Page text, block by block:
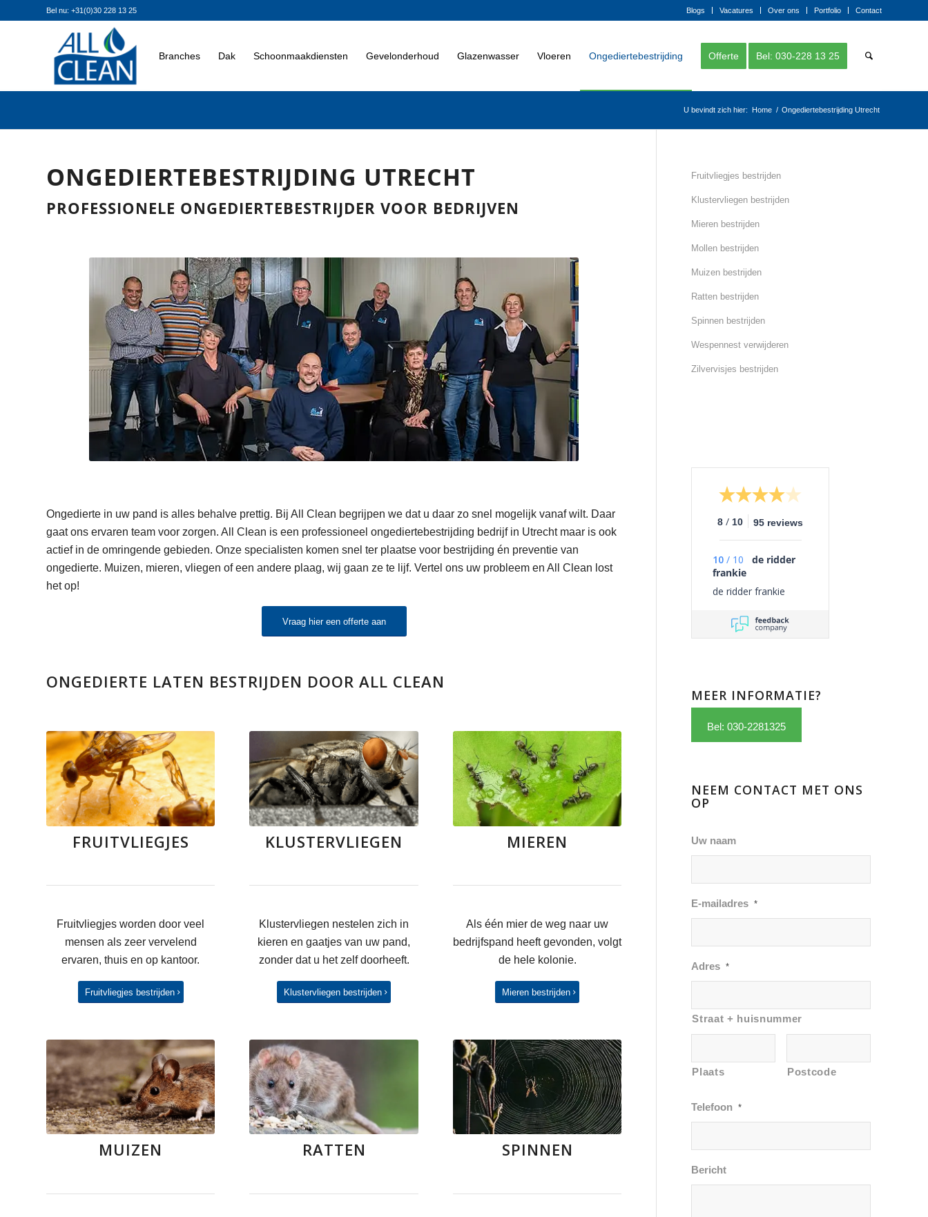
Blogs Vacatures Over ons Portfolio Contact
Bel nu: +31(0)30 228 13 25
Branches Dak Schoonmaakdiensten Gevelonderhoud Glazenwasser Vloeren Ongediertebestrijding Offerte Bel: 030-228 13 25
U bevindt zich hier: Home / Ongediertebestrijding Utrecht
ONGEDIERTEBESTRIJDING UTRECHT
PROFESSIONELE ONGEDIERTEBESTRIJDER VOOR BEDRIJVEN
Ongedierte in uw pand is alles behalve prettig. Bij All Clean begrijpen we dat u daar zo snel mogelijk vanaf wilt. Daar
gaat ons ervaren team voor zorgen. All Clean is een professioneel ongediertebestrijding bedrijf in Utrecht maar is ook
actief in de omringende gebieden. Onze specialisten komen snel ter plaatse voor bestrijding én preventie van
ongedierte. Muizen, mieren, vliegen of een andere plaag, wij gaan ze te lijf. Vertel ons uw probleem en All Clean lost
het op!
Vraag hier een offerte aan
ONGEDIERTE LATEN BESTRIJDEN DOOR ALL CLEAN
FRUITVLIEGJES
Fruitvliegjes worden door veel
mensen als zeer vervelend
ervaren, thuis en op kantoor.
Fruitvliegjes bestrijden
KLUSTERVLIEGEN
Klustervliegen nestelen zich in
kieren en gaatjes van uw pand,
zonder dat u het zelf doorheeft.
Klustervliegen bestrijden
MIEREN
Als één mier de weg naar uw
bedrijfspand heeft gevonden, volgt
de hele kolonie.
Mieren bestrijden
MUIZEN RATTEN SPINNEN
Fruitvliegjes bestrijden
Klustervliegen bestrijden
Mieren bestrijden
Mollen bestrijden
Muizen bestrijden
Ratten bestrijden
Spinnen bestrijden
Wespennest verwijderen
Zilvervisjes bestrijden
8 / 10 95 reviews
10 / 10
de ridder
frankie
de ridder frankie
MEER INFORMATIE?
Bel: 030-2281325
NEEM CONTACT MET ONS
OP
Uw naam
E-mailadres *
Adres *
Straat + huisnummer
Plaats Postcode
Telefoon *
Bericht